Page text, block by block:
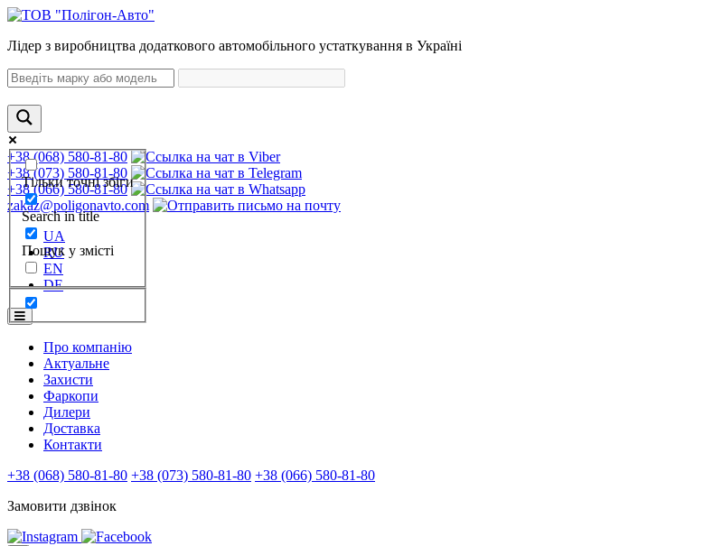
Лідер з виробництва додаткового автомобільного устаткування в Україні
Тільки точні збіги
Search in title
Пошук у змісті
+38 (068) 580-81-80
+38 (073) 580-81-80
+38 (066) 580-81-80
zakaz@poligonavto.com
UA
RU
EN
DE
Про компанію
Актуальне
Захисти
Фаркопи
Дилери
Доставка
Контакти
+38 (068) 580-81-80 +38 (073) 580-81-80 +38 (066) 580-81-80
Замовити дзвінок